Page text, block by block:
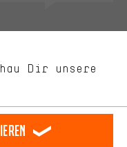
français
FR
Affiliateprogramm
Geschäftsbedingungen
Dir unsere
Shop suchst und brauchst.
unserer Webseite und
Mit Komfort-Cookies
Plattformen her. So
und Informationen zur